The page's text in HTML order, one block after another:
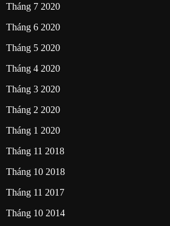
Tháng 7 2020
Tháng 6 2020
Tháng 5 2020
Tháng 4 2020
Tháng 3 2020
Tháng 2 2020
Tháng 1 2020
Tháng 11 2018
Tháng 10 2018
Tháng 11 2017
Tháng 10 2014